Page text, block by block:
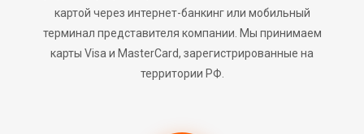
картой через интернет-банкинг или мобильный
терминал представителя компании. Мы принимаем
карты Visa и MasterCard, зарегистрированные на
территории РФ.